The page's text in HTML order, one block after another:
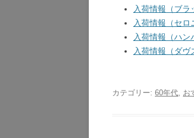
入荷情報（ブ
入荷情報（セ
入荷情報（ハ
入荷情報（ダ
カテゴリー: 60年代 お